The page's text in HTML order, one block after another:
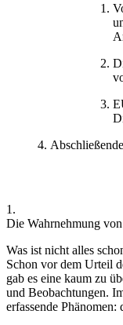
1.
Die Wahrnehmung
Was ist nicht alles
Schon vor dem Urteil
gab es eine kaum zu
und Beobachtungen.
erfassende